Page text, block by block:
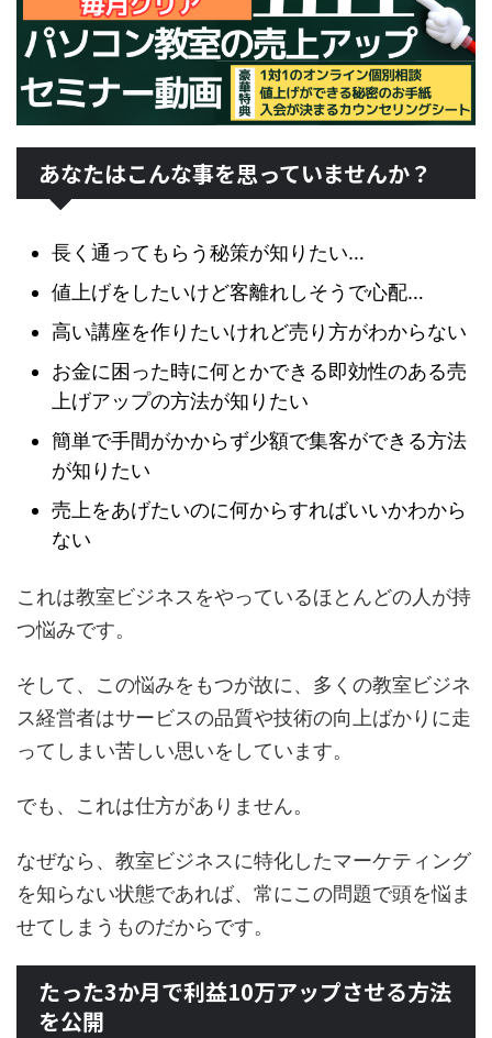
あなたはこんな事を思っていませんか？
長く通ってもらう秘策が知りたい…
値上げをしたいけど客離れしそうで心配…
高い講座を作りたいけれど売り方がわからない
お金に困った時に何とかできる即効性のある売
上げアップの方法が知りたい
簡単で手間がかからず少額で集客ができる方法
が知りたい
売上をあげたいのに何からすればいいかわから
ない
これは教室ビジネスをやっているほとんどの人が持
つ悩みです。
そして、この悩みをもつが故に、多くの教室ビジネ
ス経営者はサービスの品質や技術の向上ばかりに走
ってしまい苦しい思いをしています。
でも、これは仕方がありません。
なぜなら、教室ビジネスに特化したマーケティング
を知らない状態であれば、常にこの問題で頭を悩ま
せてしまうものだからです。
たった3か月で利益10万アップさせる方法
を公開